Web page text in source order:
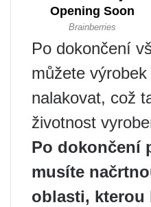
Po dokončení
můžete
nalakovat, což
životnost
Po dokončení
musíte
oblasti, kterou